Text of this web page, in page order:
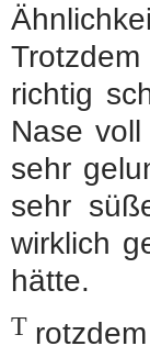
richtig
Nase
sehr
sehr
wirklich
hätte.
T